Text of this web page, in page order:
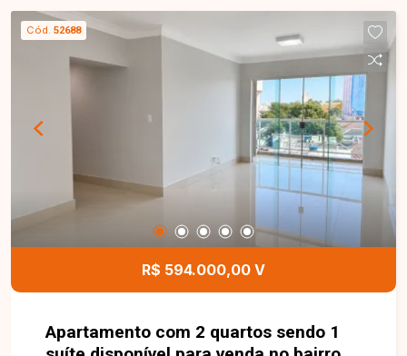
serviço, sacada e infraestrutura com pontos para
pré-instalação de ar-condicionado. Dispõe ainda
de 01 vaga de garagem com capacidade para até
02 veículos, oferecendo ambientes bem
distribuídos, modernos e funcionais. Esta é uma
excelente oportunidade para quem busca um
apartamento confortável, bem localizado e com
excelente aproveitamento dos espaços no bairro
Nossa Senhora Aparecida. Agende uma visita e
venha conhecer todos os detalhes deste imóvel.
Cód. 52688
R$ 594.000,00 V
Apartamento com 2 quartos sendo 1